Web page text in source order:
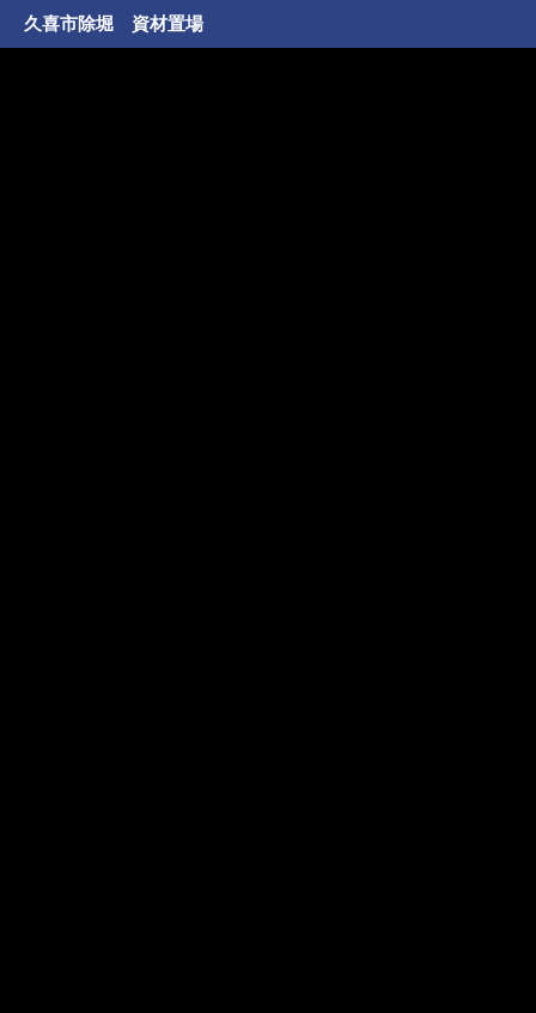
久喜市除堀 資材置場